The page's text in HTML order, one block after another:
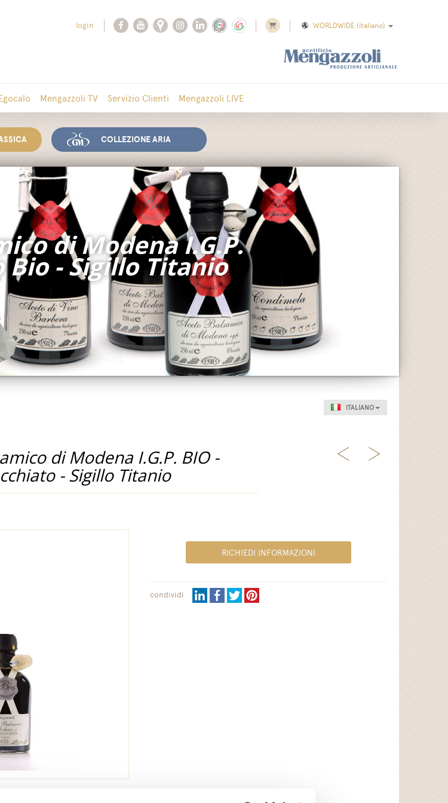
WORLDWIDE (italiano)
login
Mengazzoli TV Servizio Clienti Mengazzoli LIVE
COLLEZIONE ARIA
di Modena I.G.P.
- Sigillo Titanio
ITALIANO
di Modena I.G.P. BIO -
- Sigillo Titanio
RICHIEDI INFORMAZIONI
condividi